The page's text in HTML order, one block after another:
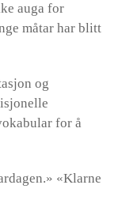
auga for
måtar har blitt
og
for å
«Klarne